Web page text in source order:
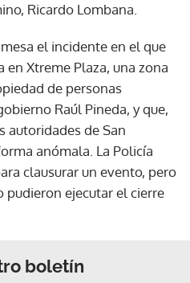
Ricardo Lombana.
el incidente en el que
en Xtreme Plaza, una zona
de personas
Raúl Pineda, y que,
autoridades de San
anómala. La Policía
clausurar un evento, pero
pudieron ejecutar el cierre
boletín